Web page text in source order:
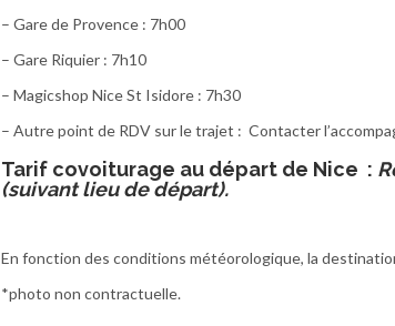
– Gare de Provence : 7h00
– Gare Riquier : 7h10
– Magicshop Nice St Isidore : 7h30
– Autre point de RDV sur le trajet : Contacter
Tarif covoiturage au départ de Nice :
(suivant lieu de départ).
En fonction des conditions météorologique, la
*photo non contractuelle.